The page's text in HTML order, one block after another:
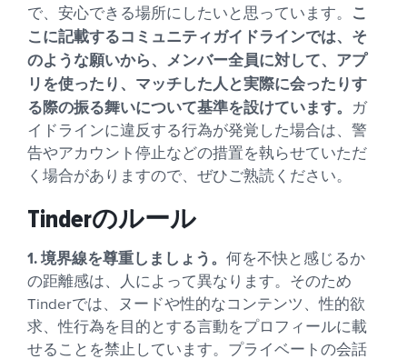
で、安心できる場所にしたいと思っています。 こ
こに記載するコミュニティガイドラインでは、そ
のような願いから、メンバー全員に対して、アプ
リを使ったり、マッチした人と実際に会ったりす
る際の振る舞いについて基準を設けています。
ガ
イドラインに違反する行為が発覚した場合は、警
告やアカウント停止などの措置を執らせていただ
く場合がありますので、ぜひご熟読ください。
Tinderのルール
1. 境界線を尊重しましょう。何を不快と感じるか
の距離感は、人によって異なります。そのため
Tinderでは、ヌードや性的なコンテンツ、性的欲
求、性行為を目的とする言動をプロフィールに載
せることを禁止しています。プライベートの会話